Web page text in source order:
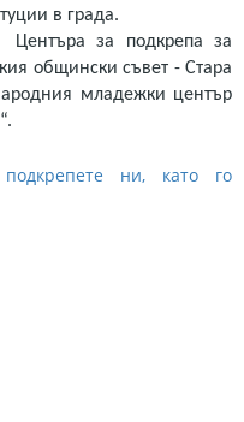
в града.
Центъра за подкрепа за
общински съвет - Стара
младежки център
ни, като го